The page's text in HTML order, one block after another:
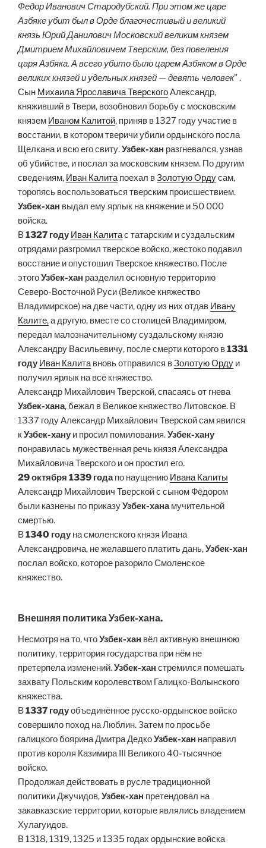
Федор Иванович Стародубский. При этом же царе
Азбяке убит был в Орде благочестивый и великий
князь Юрий Данилович Московский великим князем
Дмитрием Михайловичем Тверским, без повеления
царя Азбяка. А всего убито было царем Азбяком в Орде
великих князей и удельных князей — девять человек” .
Сын Михаила Ярославича ТверскогоАлександр,
княживший в Твери, возобновил борьбу с московским
князем Иваном Калитой, приняв в 1327 году участие в
восстании, в котором тверичи убили ордынского посла
Щелкана и всю его свиту.Узбек-хан разгневался, узнав
об убийстве, и послал за московским князем. По другим
сведениям, Иван Калита поехал вЗолотую Ордусам,
торопясь воспользоваться тверским происшествием.
Узбек-хан выдал ему ярлык на княжение и 50 000
войска.
В1327 году Иван Калитас татарским и суздальским
отрядами разгромил тверское войско, жестоко подавил
восстание и опустошил Тверское княжество. После
этогоУзбек-хан разделил основную территорию
Северо-Восточной Руси (Великое княжество
Владимирское) на две части, одну из них отдав Ивану
Калите,а другую, вместе со столицей Владимиром,
передал малозначительному суздальскому князю
Александру Васильевичу, после смерти которого в1331
году Иван Калита вновь отправился вЗолотую Орду и
получил ярлык на всё княжество.
Александр Михайлович Тверской, спасаясь от гнева
Узбек-хана, бежал в Великое княжество Литовское. В
1337 году Александр Михайлович Тверской сам явился
кУзбек-хану и просил помилования.Узбек-хану
понравилась мужественная речь князя Александра
Михайловича Тверского и он простил его.
29 октября 1339 годапо наущению Ивана Калиты
Александр Михайлович Тверской с сыном Фёдором
были казнены по приказуУзбек-ханамучительной
смертью.
В1340 году на смоленского князя Ивана
Александровича, не желавшего платить дань,Узбек-хан
послал войско, которое разорило Смоленское
княжество.
Внешняя политика Узбек-хана.
Несмотря на то, чтоУзбек-хан вёл активную внешнюю
политику, территория государства при нём не
претерпела изменений.Узбек-хан стремился помешать
захвату Польским королевством Галицко-Волынского
княжества.
В1337 годуобъединённое русско-ордынское войско
совершило поход на Люблин. Затем по просьбе
галицкого боярина Дмитра ДедкоУзбек-хан направил
против короля Казимира III Великого 40-тысячное
войско.
Продолжая действовать в русле традиционной
политики Джучидов,Узбек-хан претендовал на
закавказские территории, которые являлись владением
Хулагуидов.
В 1318, 1319, 1325 и 1335 годах ордынские войска